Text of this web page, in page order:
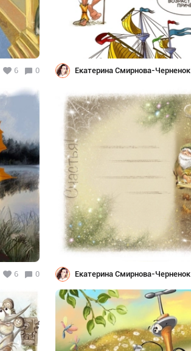
6 0 Екатерина Смирнова-Черненок
6 0 Екатерина Смирнова-Черненок